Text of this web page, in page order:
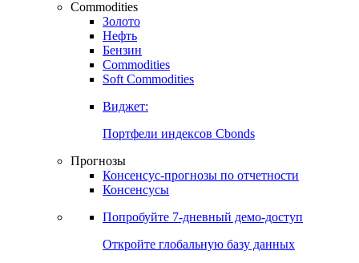
Commodities
Золото
Нефть
Бензин
Commodities
Soft Commodities
Виджет:
Портфели индексов Cbonds
Прогнозы
Консенсус-прогнозы по отчетности
Консенсусы
Попробуйте 7-дневный демо-доступ
Откройте глобальную базу данных